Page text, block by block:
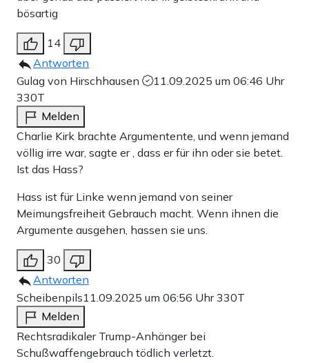
bösartig
14
Antworten
Gulag von Hirschhausen
11.09.2025 um 06:46 Uhr
330T
Melden
Charlie Kirk brachte Argumentente, und wenn jemand
völlig irre war, sagte er , dass er für ihn oder sie betet.
Ist das Hass?
Hass ist für Linke wenn jemand von seiner
Meimungsfreiheit Gebrauch macht. Wenn ihnen die
Argumente ausgehen, hassen sie uns.
30
Antworten
Scheibenpils11.09.2025 um 06:56 Uhr330T
Melden
Rechtsradikaler Trump-Anhänger bei
Schußwaffengebrauch tödlich verletzt.